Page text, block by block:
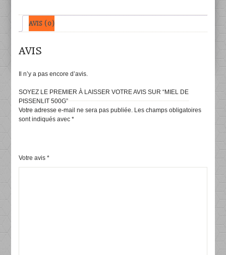
AVIS (0)
AVIS
Il n’y a pas encore d’avis.
SOYEZ LE PREMIER À LAISSER VOTRE AVIS SUR “MIEL DE
PISSENLIT 500G”
Votre adresse e-mail ne sera pas publiée. Les champs obligatoires
sont indiqués avec*
Votre avis*